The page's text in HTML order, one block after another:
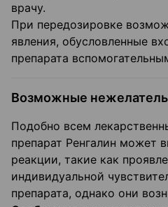
врачу.
При передозировке
явления, обусловленные
препарата
Возможные
Подобно всем
препарат Ренгалин может
реакции, такие как
индивидуальной
препарата, однако они